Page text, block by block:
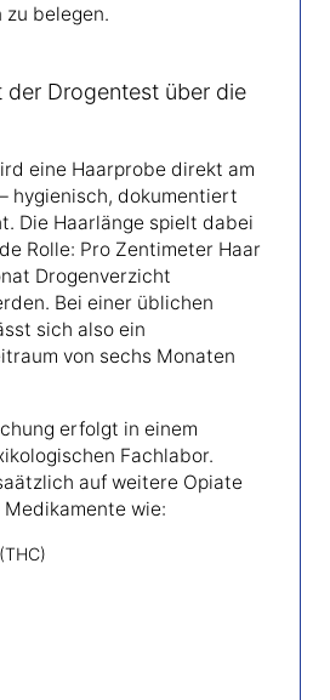
zu belegen.
der Drogentest über die
eine Haarprobe direkt am
hygienisch, dokumentiert
Die Haarlänge spielt dabei
Rolle: Pro Zentimeter Haar
Drogenverzicht
Bei einer üblichen
sich also ein
von sechs Monaten
erfolgt in einem
Fachlabor.
auf weitere Opiate
wie: